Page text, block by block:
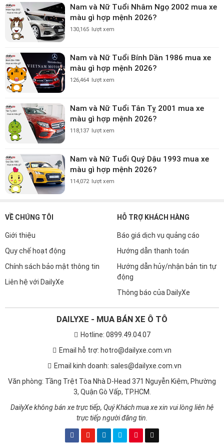
Nam và Nữ Tuổi Nhâm Ngọ 2002 mua xe
màu gì hợp mệnh 2026?
130,165 lượt xem
Nam và Nữ Tuổi Bính Dần 1986 mua xe
màu gì hợp mệnh 2026?
126,464 lượt xem
Nam và Nữ Tuổi Tân Tỵ 2001 mua xe
màu gì hợp mệnh 2026?
118,137 lượt xem
Nam và Nữ Tuổi Quý Dậu 1993 mua xe
màu gì hợp mệnh 2026?
114,072 lượt xem
VỀ CHÚNG TÔI
Giới thiệu
Quy chế hoạt động
Chính sách bảo mật thông tin
Liên hệ với DailyXe
HỖ TRỢ KHÁCH HÀNG
Báo giá dịch vụ quảng cáo
Hướng dẫn thanh toán
Hướng dẫn hủy/nhận bản tin tự
động
Thông báo của DailyXe
DAILYXE - MUA BÁN XE Ô TÔ
Hotline: 0899.49.04.07
Email hỗ trợ: hotro@dailyxe.com.vn
Email kinh doanh: sales@dailyxe.com.vn
Văn phòng: Tầng Trệt Tòa Nhà D-Head 371 Nguyễn Kiệm, Phường
3, Quận Gò Vấp, TP.HCM.
DailyXe không bán xe trực tiếp, Quý Khách mua xe xin vui lòng liên hệ
trực tiếp người đăng tin.